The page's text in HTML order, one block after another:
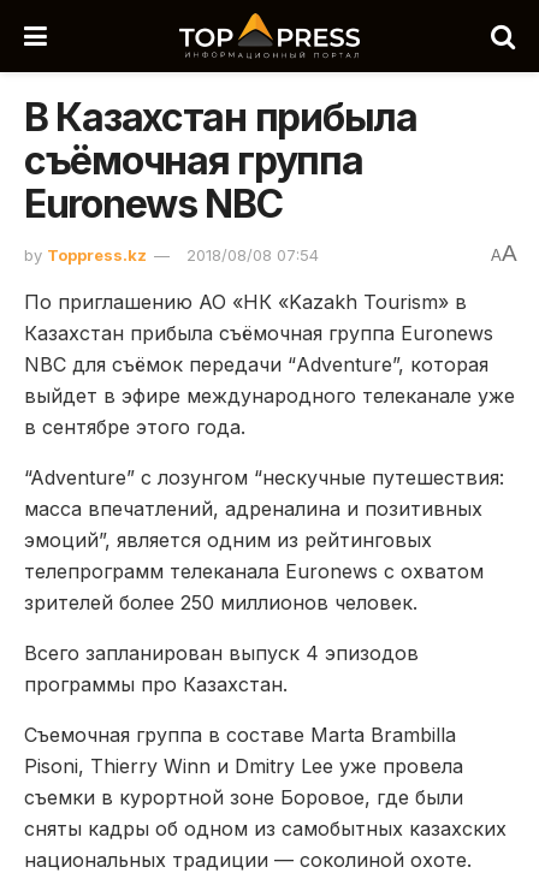
В Казахстан прибыла
съёмочная группа
Euronews NBC
by Toppress.kz 2018/08/08 07:54 AA
По приглашению АО «НК «Kazakh Tourism» в
Казахстан прибыла съёмочная группа Euronews
NBC для съёмок передачи “Adventure”, которая
выйдет в эфире международного телеканале уже
в сентябре этого года.
“Adventure” с лозунгом “нескучные путешествия:
масса впечатлений, адреналина и позитивных
эмоций”, является одним из рейтинговых
телепрограмм телеканала Euronews с охватом
зрителей более 250 миллионов человек.
Всего запланирован выпуск 4 эпизодов
программы про Казахстан.
Съемочная группа в составе Marta Brambilla
Pisoni, Thierry Winn и Dmitry Lee уже провела
съемки в курортной зоне Боровое, где были
сняты кадры об одном из самобытных казахских
национальных традиции — соколиной охоте.